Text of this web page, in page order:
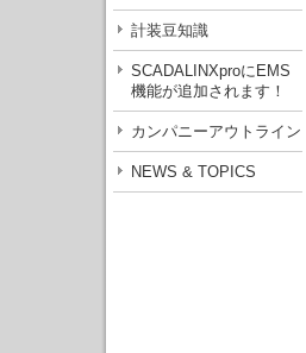
計装豆知識
SCADALINXproにEMS
機能が追加されます！
カンパニーアウトライン
NEWS & TOPICS